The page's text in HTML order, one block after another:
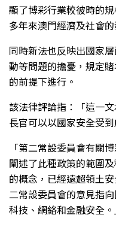
顯了博彩行業較彼時的
多年來澳門經濟及社會的
同時新法也反映出國家
動等問題的擔憂，規定
的前提下進行。
該法律評論指：「這一
長官可以以國家安全受
「第二常設委員會有關
闡述了此種政策的範圍
的概念，已經遠超領土
二常設委員會的意見指
科技、網絡和金融安全。